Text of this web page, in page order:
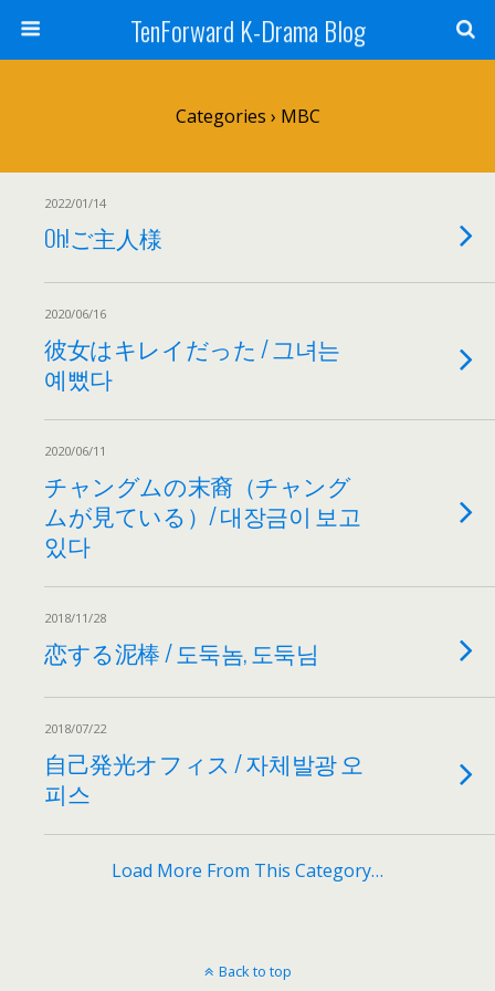
TenForward K-Drama Blog
Categories › MBC
2022/01/14
Oh!ご主人様
2020/06/16
彼女はキレイだった / 그녀는
예뻤다
2020/06/11
チャングムの末裔（チャング
ムが見ている）/ 대장금이 보고
있다
2018/11/28
恋する泥棒 / 도둑놈, 도둑님
2018/07/22
自己発光オフィス / 자체발광 오
피스
Load More From This Category…
Back to top